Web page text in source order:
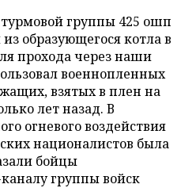
группы 425 ошп
образующегося котла в
прохода через наши
военнопленных
взятых в плен на
лет назад. В
огневого воздействия
националистов была
бойцы
группы войск